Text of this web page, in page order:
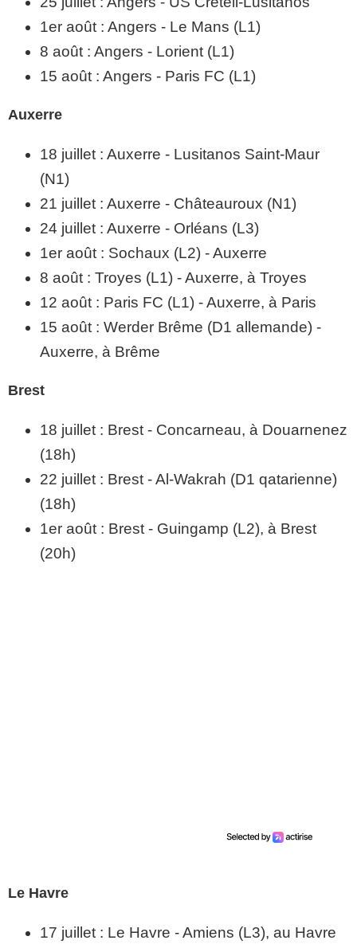
1er août : Angers - Le Mans (L1)
8 août : Angers - Lorient (L1)
15 août : Angers - Paris FC (L1)
Auxerre
18 juillet : Auxerre - Lusitanos Saint-Maur
(N1)
21 juillet : Auxerre - Châteauroux (N1)
24 juillet : Auxerre - Orléans (L3)
1er août : Sochaux (L2) - Auxerre
8 août : Troyes (L1) - Auxerre, à Troyes
12 août : Paris FC (L1) - Auxerre, à Paris
15 août : Werder Brême (D1 allemande) -
Auxerre, à Brême
Brest
18 juillet : Brest - Concarneau, à Douarnenez
(18h)
22 juillet : Brest - Al-Wakrah (D1 qatarienne)
(18h)
1er août : Brest - Guingamp (L2), à Brest
(20h)
Le Havre
17 juillet : Le Havre - Amiens (L3), au Havre